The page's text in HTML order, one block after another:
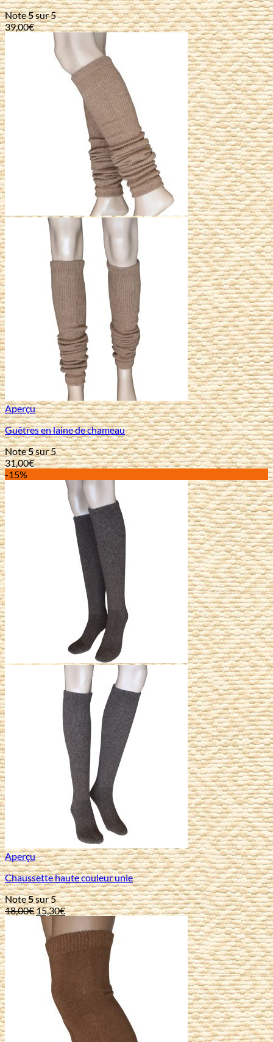
Note5sur 5
39,00€
Aperçu
Guêtres en laine de chameau
Note5sur 5
31,00€
-15%
Aperçu
Chaussette haute couleur unie
Note5sur 5
18,00€Le
prix
initial
était :
18,00€.
15,30€Le
actuel
est :
15,30€.